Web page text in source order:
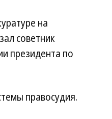
на
советник
президента по
правосудия.